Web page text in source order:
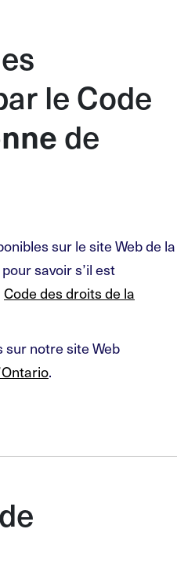
le Code
de
sur le site Web de la
pour savoir s’il est
Code des droits de la
notre site Web
.